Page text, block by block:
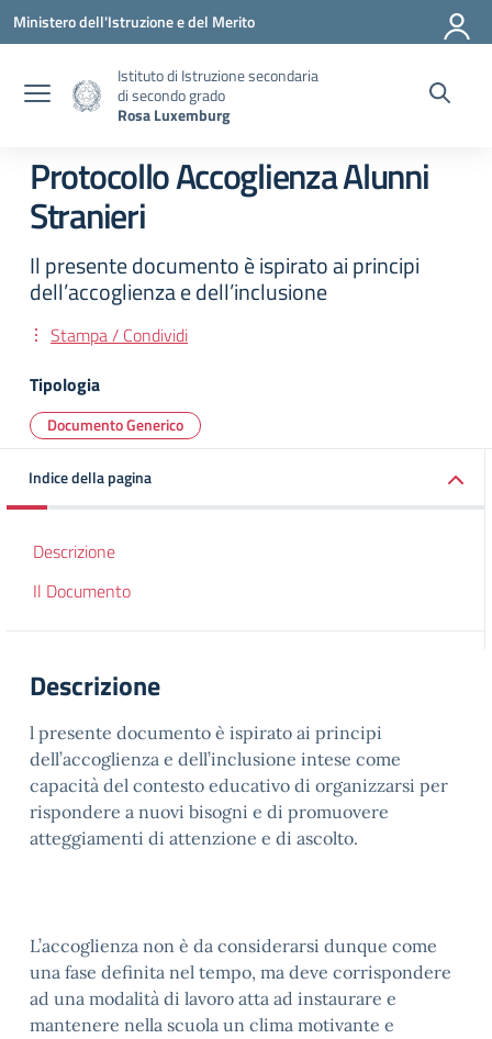
Vai ai contenuti
Vai al menu di navigazione
Vai al footer
Ministero dell'Istruzione e del Merito
Istituto di Istruzione secondaria
di secondo grado
Rosa Luxemburg
Protocollo Accoglienza Alunni
Stranieri
Il presente documento è ispirato ai principi
dell’accoglienza e dell’inclusione
Stampa / Condividi
Tipologia
Documento Generico
Indice della pagina
Descrizione
Il Documento
Descrizione
l presente documento è ispirato ai principi
dell’accoglienza e dell’inclusione intese come
capacità del contesto educativo di organizzarsi per
rispondere a nuovi bisogni e di promuovere
atteggiamenti di attenzione e di ascolto.
L’accoglienza non è da considerarsi dunque come
una fase definita nel tempo, ma deve corrispondere
ad una modalità di lavoro atta ad instaurare e
mantenere nella scuola un clima motivante e